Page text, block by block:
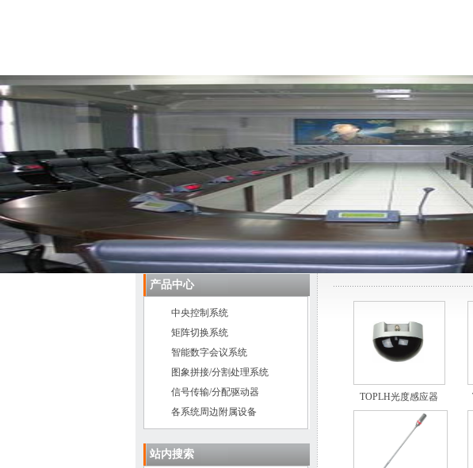
产品中心
中央控制系统
矩阵切换系统
智能数字会议系统
图象拼接/分割处理系统
信号传输/分配驱动器
各系统周边附属设备
站内搜索
TOPLH光度感应器